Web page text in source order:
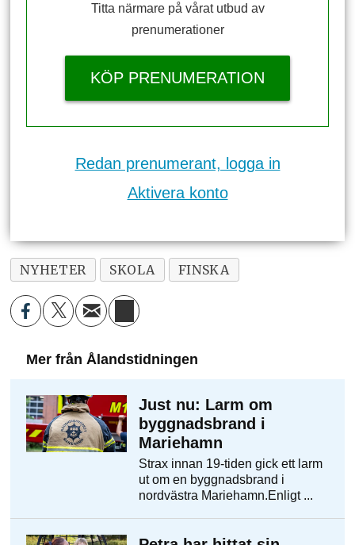
Titta närmare på vårat utbud av
prenumerationer
KÖP PRENUMERATION
Redan prenumerant, logga in
Aktivera konto
NYHETER SKOLA FINSKA